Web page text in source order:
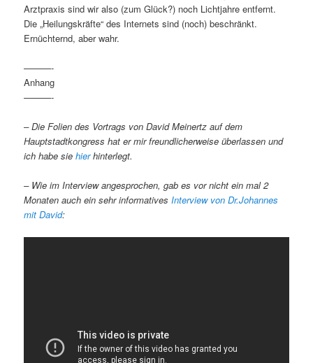
Arztpraxis sind wir also (zum Glück?) noch Lichtjahre entfernt.
Die „Heilungskräfte“ des Internets sind (noch) beschränkt.
Ernüchternd, aber wahr.
———-
Anhang
———-
– Die Folien des Vortrags von David Meinertz auf dem
Hauptstadtkongress hat er mir freundlicherweise überlassen und
ich habe siehierhinterlegt.
– Wie im Interview angesprochen, gab es vor nicht ein mal 2
Monaten auch ein sehr informativesInterview von Dr.Johannes
mit David: